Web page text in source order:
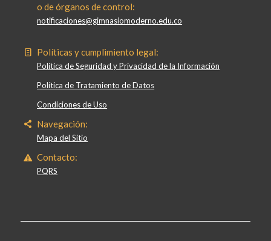
o de órganos de control:
notificaciones@gimnasiomoderno.edu.co
Políticas y cumplimiento legal:
Política de Seguridad y Privacidad de la Información
Política de Tratamiento de Datos
Condiciones de Uso
Navegación:
Mapa del Sitio
Contacto:
PQRS